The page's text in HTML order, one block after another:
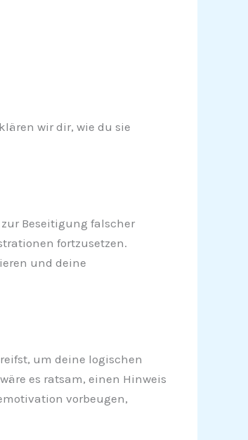
wir dir, wie du sie
Beseitigung falscher
fortzusetzen.
und deine
um deine logischen
es ratsam, einen Hinweis
vorbeugen,